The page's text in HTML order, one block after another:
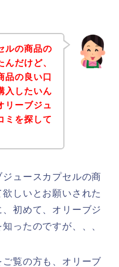
ルの商品の
だけど、
品の良い口
入したいん
リーブジュ
ミを探して
ュースカプセルの商
しいとお願いされた
初めて、オリーブジ
ったのですが、、、
覧の方も、オリーブ